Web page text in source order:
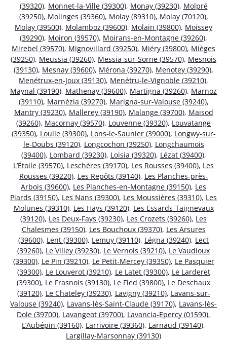
(39320), Monnet-la-Ville (39300), Monay (39230), Molpré
(39250), Molinges (39360), Molay (89310), Molay (70120),
Molay (39500), Molamboz (39600), Molain (39800), Moissey
(39290), Moiron (39570), Moirans-en-Montagne (39260),
Mirebel (39570), Mignovillard (39250), Miéry (39800), Mièges
(39250), Meussia (39260), Messia-sur-Sorne (39570), Mesnois
(39130), Mesnay (39600), Mérona (39270), Menotey (39290),
Menétrux-en-Joux (39130), Menétru-le-Vignoble (39210),
Maynal (39190), Mathenay (39600), Martigna (39260), Marnoz
(39110), Marnézia (39270), Marigna-sur-Valouse (39240),
Mantry (39230), Mallerey (39190), Malange (39700), Maisod
(39260), Macornay (39570), Louvenne (39320), Louvatange
(39350), Loulle (39300), Lons-le-Saunier (39000), Longwy-sur-
le-Doubs (39120), Longcochon (39250), Longchaumois
(39400), Lombard (39230), Loisia (39320), Lézat (39400),
L’Étoile (39570), Leschères (39170), Les Rousses (39400), Les
Rousses (39220), Les Repôts (39140), Les Planches-près-
Arbois (39600), Les Planches-en-Montagne (39150), Les
Piards (39150), Les Nans (39300), Les Moussières (39310), Les
Molunes (39310), Les Hays (39120), Les Essards-Taignevaux
(39120), Les Deux-Fays (39230), Les Crozets (39260), Les
Chalesmes (39150), Les Bouchoux (39370), Les Arsures
(39600), Lent (39300), Lemuy (39110), Légna (39240), Lect
(39260), Le Villey (39230), Le Vernois (39210), Le Vaudioux
(39300), Le Pin (39210), Le Petit-Mercey (39350), Le Pasquier
(39300), Le Louverot (39210), Le Latet (39300), Le Larderet
(39300), Le Frasnois (39130), Le Fied (39800), Le Deschaux
(39120), Le Chateley (39230), Lavigny (39210), Lavans-sur-
Valouse (39240), Lavans-lès-Saint-Claude (39170), Lavans-lès-
Dole (39700), Lavangeot (39700), Lavancia-Epercy (01590),
L’Aubépin (39160), Larrivoire (39360), Larnaud (39140),
Largillay-Marsonnay (39130)